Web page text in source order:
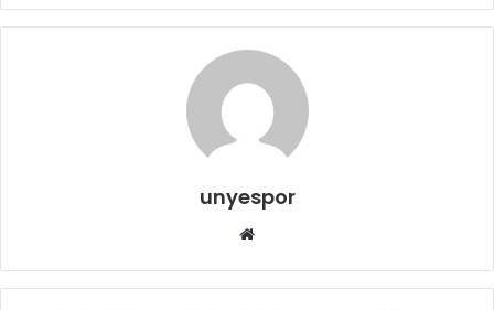
unyespor
Web